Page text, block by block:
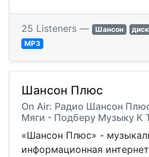
25 Listeners — Шансон
MP3
Шансон Плюс
On Air: Радио Шансон
Мяги - Подберу Музыку К
«Шансон Плюс» -
информационная